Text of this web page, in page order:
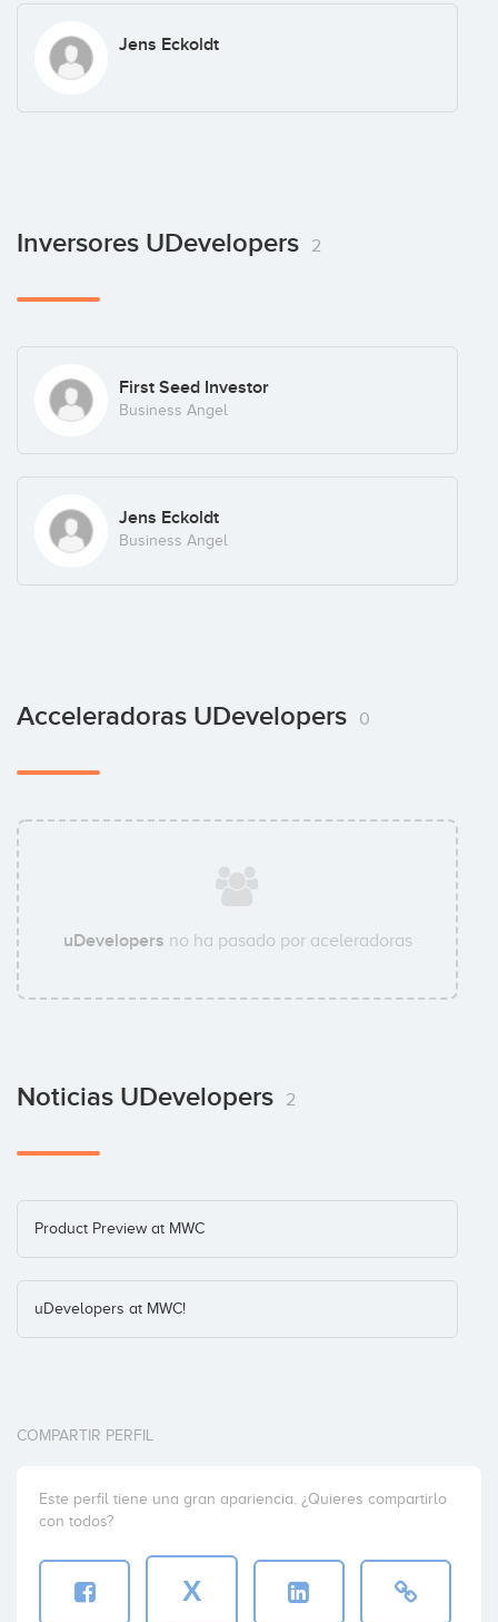
Jens Eckoldt
Inversores UDevelopers 2
First Seed Investor
Business Angel
Jens Eckoldt
Business Angel
Acceleradoras UDevelopers 0
uDevelopers no ha pasado por aceleradoras
Noticias UDevelopers 2
Product Preview at MWC
uDevelopers at MWC!
COMPARTIR PERFIL
Este perfil tiene una gran apariencia. ¿Quieres compartirlo
con todos?
X